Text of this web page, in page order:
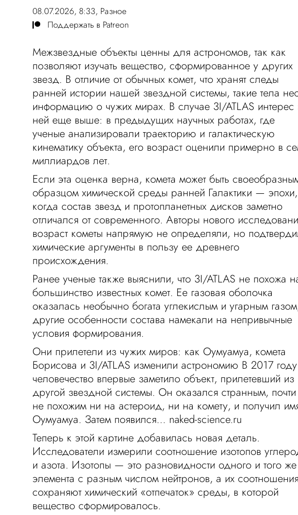
08.07.2026, 8:33, Разное
Поддержать в Patreon
Межзвездные объекты ценны для астрономов, так как
позволяют изучать вещество, сформированное у других
звезд. В отличие от обычных комет, что хранят следы
ранней истории нашей звездной системы, такие тела
информацию о чужих мирах. В случае 3I/ATLAS интерес
ней еще выше: в предыдущих научных работах, где
ученые анализировали траекторию и галактическую
кинематику объекта, его возраст оценили примерно в
миллиардов лет.
Если эта оценка верна, комета может быть
образцом химической среды ранней Галактики — эпохи,
когда состав звезд и протопланетных дисков заметно
отличался от современного. Авторы нового
возраст кометы напрямую не определяли, но
химические аргументы в пользу ее древнего
происхождения.
Ранее ученые также выяснили, что 3I/ATLAS не похожа
большинство известных комет. Ее газовая оболочка
оказалась необычно богата углекислым и угарным
другие особенности состава намекали на непривычные
условия формирования.
Они прилетели из чужих миров: как Оумуамуа, комета
Борисова и 3I/ATLAS изменили астрономию В 2017 году
человечество впервые заметило объект, прилетевший из
другой звездной системы. Он оказался странным, почти
не похожим ни на астероид, ни на комету, и получил
Оумуамуа. Затем появился… naked-science.ru
Теперь к этой картине добавилась новая деталь.
Исследователи измерили соотношение изотопов
и азота. Изотопы — это разновидности одного и того же
элемента с разным числом нейтронов, а их соотношения
сохраняют химический «отпечаток» среды, в которой
вещество сформировалось.